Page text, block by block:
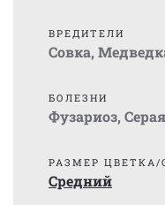
ВРЕДИТЕЛИ
Совка,
БОЛЕЗНИ
Фузариоз,
РАЗМЕР ЦВЕТКА/
Средний